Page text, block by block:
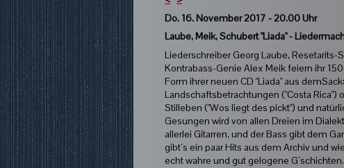
Do. 16. November 2017 - 20.00 Uhr
Laube, Meik, Schubert "Liada" -
Liederschreiber Georg Laube,
Kontrabass-Genie Alex Meik feiern ihr
Form ihrer neuen CD "Liada" aus
Landschaftsbetrachtungen ("Costa
Stilleben ("Wos liegt des pickt") und
Gesungen wird von allen Dreien im
allerlei Gitarren, und der Bass gibt dem
gibt´s ein paar Hits aus dem Archiv und
echt wahre und gut gelogene